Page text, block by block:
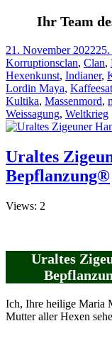
Ihr Team
Veröffentlicht
am
21. November 2022
Korruptionsclan, Clan,
Hexenkunst, Indianer,
Lordin Maya,
Kultika, Massenmord,
Weissagung, Weltkrieg
Uraltes
Bepflanzung®
Views: 2
Uraltes
Ich, Ihre heilige Maria
Mutter aller Hexen